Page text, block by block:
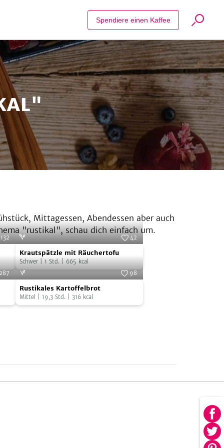
Alle zulassen
Nur notwendige
Spendiere einen Kaffee
Suche
Mittagessen, Abendessen aber auch
"rustikal", schau dich einfach um.
132
Krautspätzle
mit
Räuchertofu
Foto: ab jetzt vegan
42
Krautspätzle mit Räuchertofu
Schwer| 1 Std. 665 kcal
287
Rustikales
Kartoffelbrot
98
Rustikales Kartoffelbrot
Mittel 19,3 Std. 316 kcal